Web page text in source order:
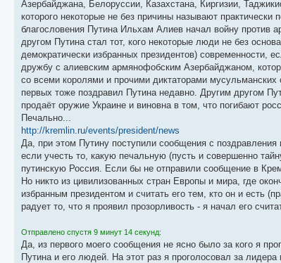
Азербайджана, Белоруссии, Казахстана, Киргизии,
которого некоторые не без причины называют
благословения Путина Ильхам Алиев начал войну
другом Путина стал тот, кого некоторые люди не без
демократически избранных президентов) современности,
дружбу с алиевским армянофобским Азербайджаном,
со всеми королями и прочими диктаторами
первых тоже поздравил Путина недавно. Другим другом
продаёт оружие Украине и виновна в том, что погибают
Печально...
http://kremlin.ru/events/president/news
Да, при этом Путину поступили сообщения с
если учесть то, какую печальную (пусть и совершенно
путинскую Россия. Если бы не отправили сообщение в
Но никто из цивилизованных стран Европы и мира, где
избранным президентом и считать его тем, кто он и есть
радует то, что я проявил прозорливость - я начал его
Отправлено спустя 9 минут 14 секунд:
Да, из первого моего сообщения не ясно было за кого я
Путина и его людей. На этот раз я проголосовал за